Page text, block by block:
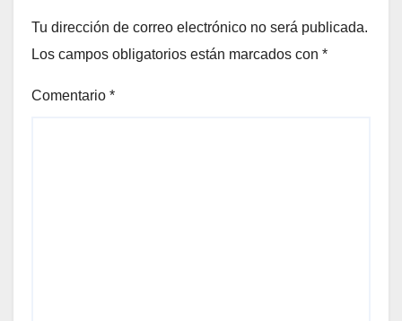
Tu dirección de correo electrónico no será publicada.
Los campos obligatorios están marcados con *
Comentario *